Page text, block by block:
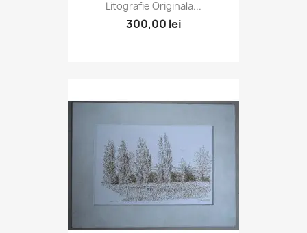
Litografie Originala...
300,00 lei